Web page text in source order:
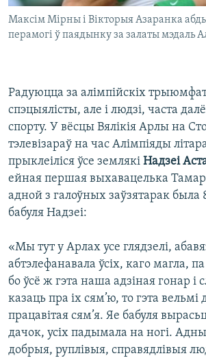
Максім Мірны і Вікторыя Азаранка
перамогі ў паядынку за залаты мэдаль
Радуюцца за алімпійскіх
спэцыялісты, але і людзі, часта
спорту. У вёсцы Вялікія Арлы на
тэлевізараў на час Алімпіяды
прыклеіліся ўсе землякі Надзеі
ейная першая выхавацелька
адной з галоўных заўзятарак была
бабуля Надзеі:
«Мы тут у Арлах усе глядзелі,
абтэлефанавала ўсіх, каго магла,
бо ўсё ж гэта наша адзіная гонар і
казаць пра іх сям’ю, то гэта вельмі
працавітая сям’я. Яе бабуля
дачок, усіх падымала на ногі.
добрыя, руплівыя, справядлівыя